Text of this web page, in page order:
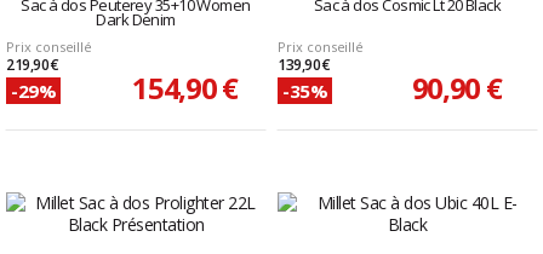
Sac à dos Peuterey 35+10 Women
Dark Denim
Prix conseillé
219,90 €
-29% 154,90 €
Sac à dos Cosmic Lt 20 Black
Prix conseillé
139,90 €
-35% 90,90 €